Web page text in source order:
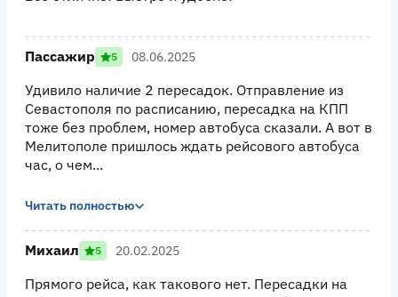
Пассажир 5 08.06.2025
Удивило наличие 2 пересадок. Отправление из
Севастополя по расписанию, пересадка на КПП
тоже без проблем, номер автобуса сказали. А вот в
Мелитополе пришлось ждать рейсового автобуса
час, о чем...
Читать полностью
Михаил 5 20.02.2025
Прямого рейса, как такового нет. Пересадки на